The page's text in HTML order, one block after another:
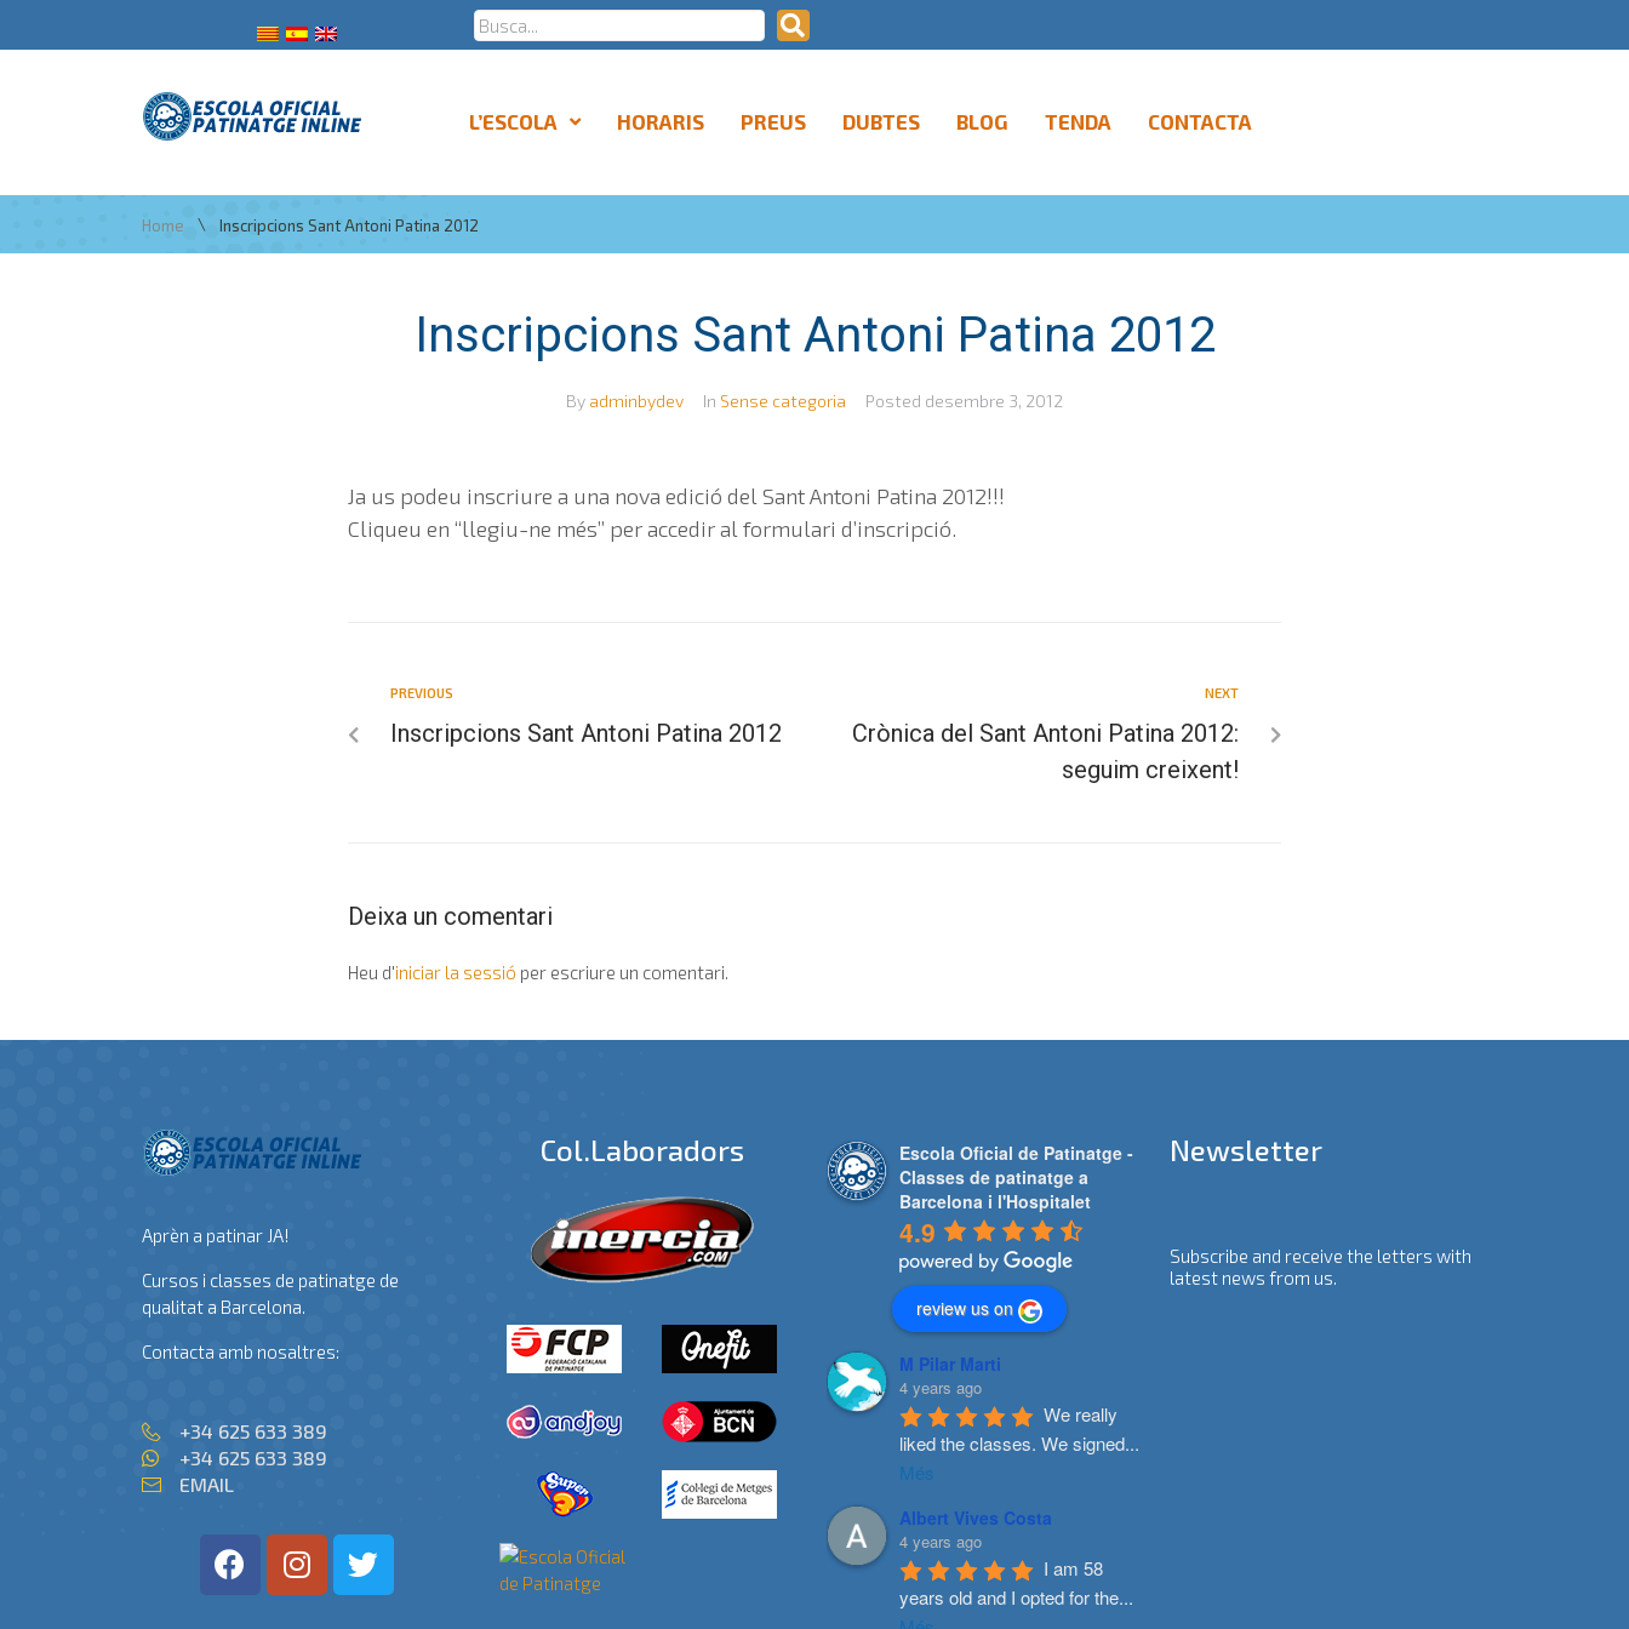
L’ESCOLA HORARIS PREUS DUBTES BLOG TENDA CONTACTA
Home \ Inscripcions Sant Antoni Patina 2012
Inscripcions Sant Antoni Patina 2012
By adminbydev In Sense categoria Posted desembre 3, 2012
Ja us podeu inscriure a una nova edició del Sant Antoni Patina 2012!!!
Cliqueu en “llegiu-ne més” per accedir al formulari d’inscripció.
PREVIOUS
Inscripcions Sant Antoni Patina 2012
NEXT
Crònica del Sant Antoni Patina 2012:
seguim creixent!
Deixa un comentari
Heu d'iniciar la sessió per escriure un comentari.
Aprèn a patinar JA!
Cursos i classes de patinatge de
qualitat a Barcelona.
Contacta amb nosaltres:
+34 625 633 389
+34 625 633 389
EMAIL
Col.laboradors
Escola Oficial de Patinatge -
Classes de patinatge a
Barcelona i l'Hospitalet
4.9
review us on
M Pilar Marti
4 years ago
We really
liked the classes. We signed...
Més
Albert Vives Costa
4 years ago
I am 58
years old and I opted for the...
Newsletter
Subscribe and receive the letters with
latest news from us.